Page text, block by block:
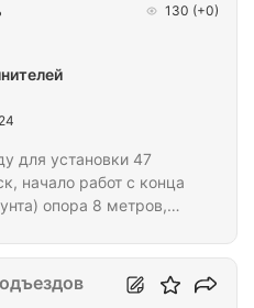
для установки 47
начало работ с конца
опора 8 метров,
130 (+0)